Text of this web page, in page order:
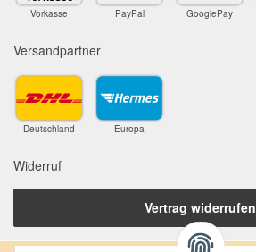
Vorkasse PayPal GooglePay
Versandpartner
Deutschland Europa
Widerruf
Vertrag widerrufen